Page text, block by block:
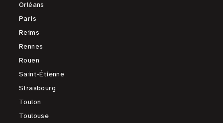
Orléans
Paris
Reims
Rennes
Rouen
Saint-Étienne
Strasbourg
Toulon
Toulouse